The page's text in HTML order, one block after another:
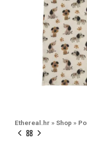
Ethereal.hr » Shop »